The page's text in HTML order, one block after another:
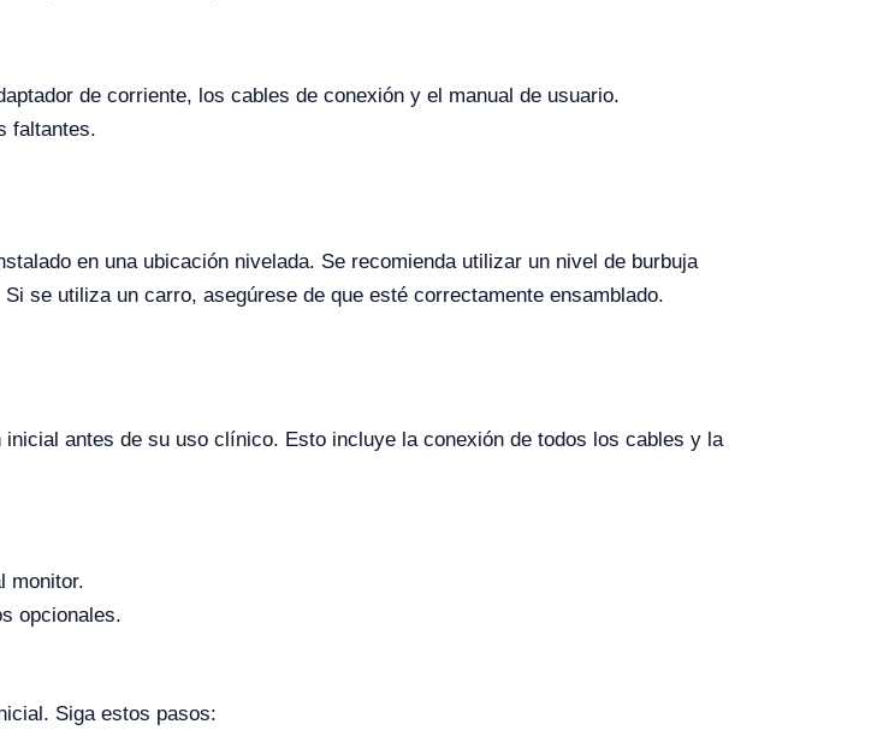
de corriente, los cables de conexión y el manual de usuario.
faltantes.
en una ubicación nivelada. Se recomienda utilizar un nivel de burbuja
se utiliza un carro, asegúrese de que esté correctamente ensamblado.
antes de su uso clínico. Esto incluye la conexión de todos los cables y la
monitor.
opcionales.
Siga estos pasos: